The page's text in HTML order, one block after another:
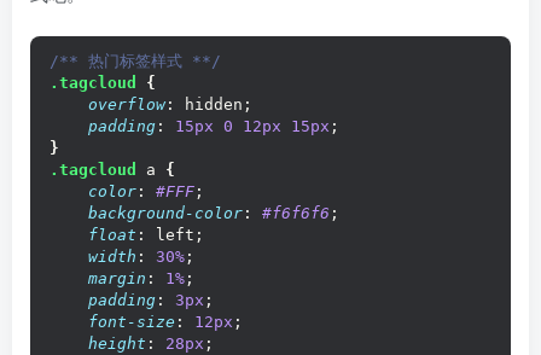
/** 热门标签样式 **/
.tagcloud
{
overflow: hidden;
padding : 15px 0 12px 15px ;
}
.tagcloud
a {
color : #FFF ;
background-color : #f6f6f6 ;
float : left;
width : 30% ;
margin : 1% ;
padding : 3px ;
font-size : 12px ;
height : 28px ;